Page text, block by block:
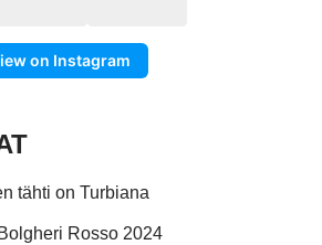
on Instagram
tähti on Turbiana
Rosso 2024